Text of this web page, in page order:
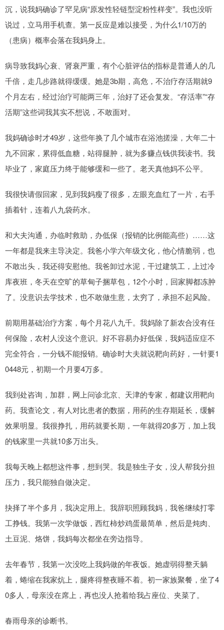
沉，说我妈确诊了罕见病“原发性轻链型淀粉性样变”。我也没听
说过，立马用手机查。第一反应是难以接受，为什么1/10万的
（患病）概率会落在我妈身上。
病导致我妈心衰、肾衰严重，有个心脏评估的指标是普通人的几
千倍，走几步路就得缓缓。她是3b期，高危，不治疗存活期就9
个月左右，经过治疗可能两三年，治好了还会复发。“存活率”“存
活期”这些词我其实不想说，不敢面对。
我妈确诊时才49岁，这些年换了几个城市在浴池搓澡，大年二十
九不回家，累得低血糖，站得腿肿，就为多赚点钱供我读书。我
毕业了，家庭压力终于能够缓和一些了。老天真他妈不公平。
我很快请假回家，见到我妈瘦了很多，左眼充血红了一片，右手
插着针，连着八九袋药水。
和大夫沟通，办临时救助，办低保（报销的比例能高些）……这
一年都是我来主导决定。我爸小学六年级文化，他心情脆弱，也
不敢出头，我还得安慰他。我爸卸过水泥，干过建筑工，上过冷
库夜班，冬天在空旷的草甸子捆草包，12个小时，回家脚都冻肿
了。没意识去学技术，也不敢做生意，太穷了，承担不起风险。
前期用基础治疗方案，每个月花八九千。我妈除了新农合没有任
何保险，农村人没这个意识。好不容易办好低保，我妈适应症不
完全符合，一分钱不能报销。确诊时大夫就说靶向药好，一针要1
0448元，初期一个月要4万多。
我到处咨询，加群，网上问诊北京、天津的专家，都建议用靶向
药。我查论文，有人对比患者的数据，用药的生存期延长，缓解
效果明显。我很挣扎，用药就要长期，一年就得20多万，加上我
的钱家里一共就10多万出头。
我每天晚上都想这件事，想到哭。我是独生子女，没人帮我分担
压力，我只能独自做决定。
抉择了半个多月，我决定用上。我辞职照顾我妈，我爸继续打零
工挣钱。我第一次学做饭，西红柿炒鸡蛋最简单，然后是炖肉、
土豆泥、烙饼，我妈每次都坐在旁边指导。
去年春节，我第一次没吃上我妈做的年夜饭。她虚弱得整天躺
着，蜷缩在我家炕上，腿疼得整夜睡不着。初一家族聚餐，坐了4
0多人，母亲没在席上，再也没人抢着给我占座位、夹菜了。
春雨母亲的诊断书。